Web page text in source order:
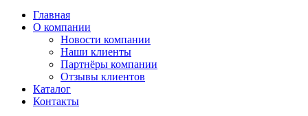
Главная
О компании
Новости компании
Наши клиенты
Партнёры компании
Отзывы клиентов
Каталог
Контакты